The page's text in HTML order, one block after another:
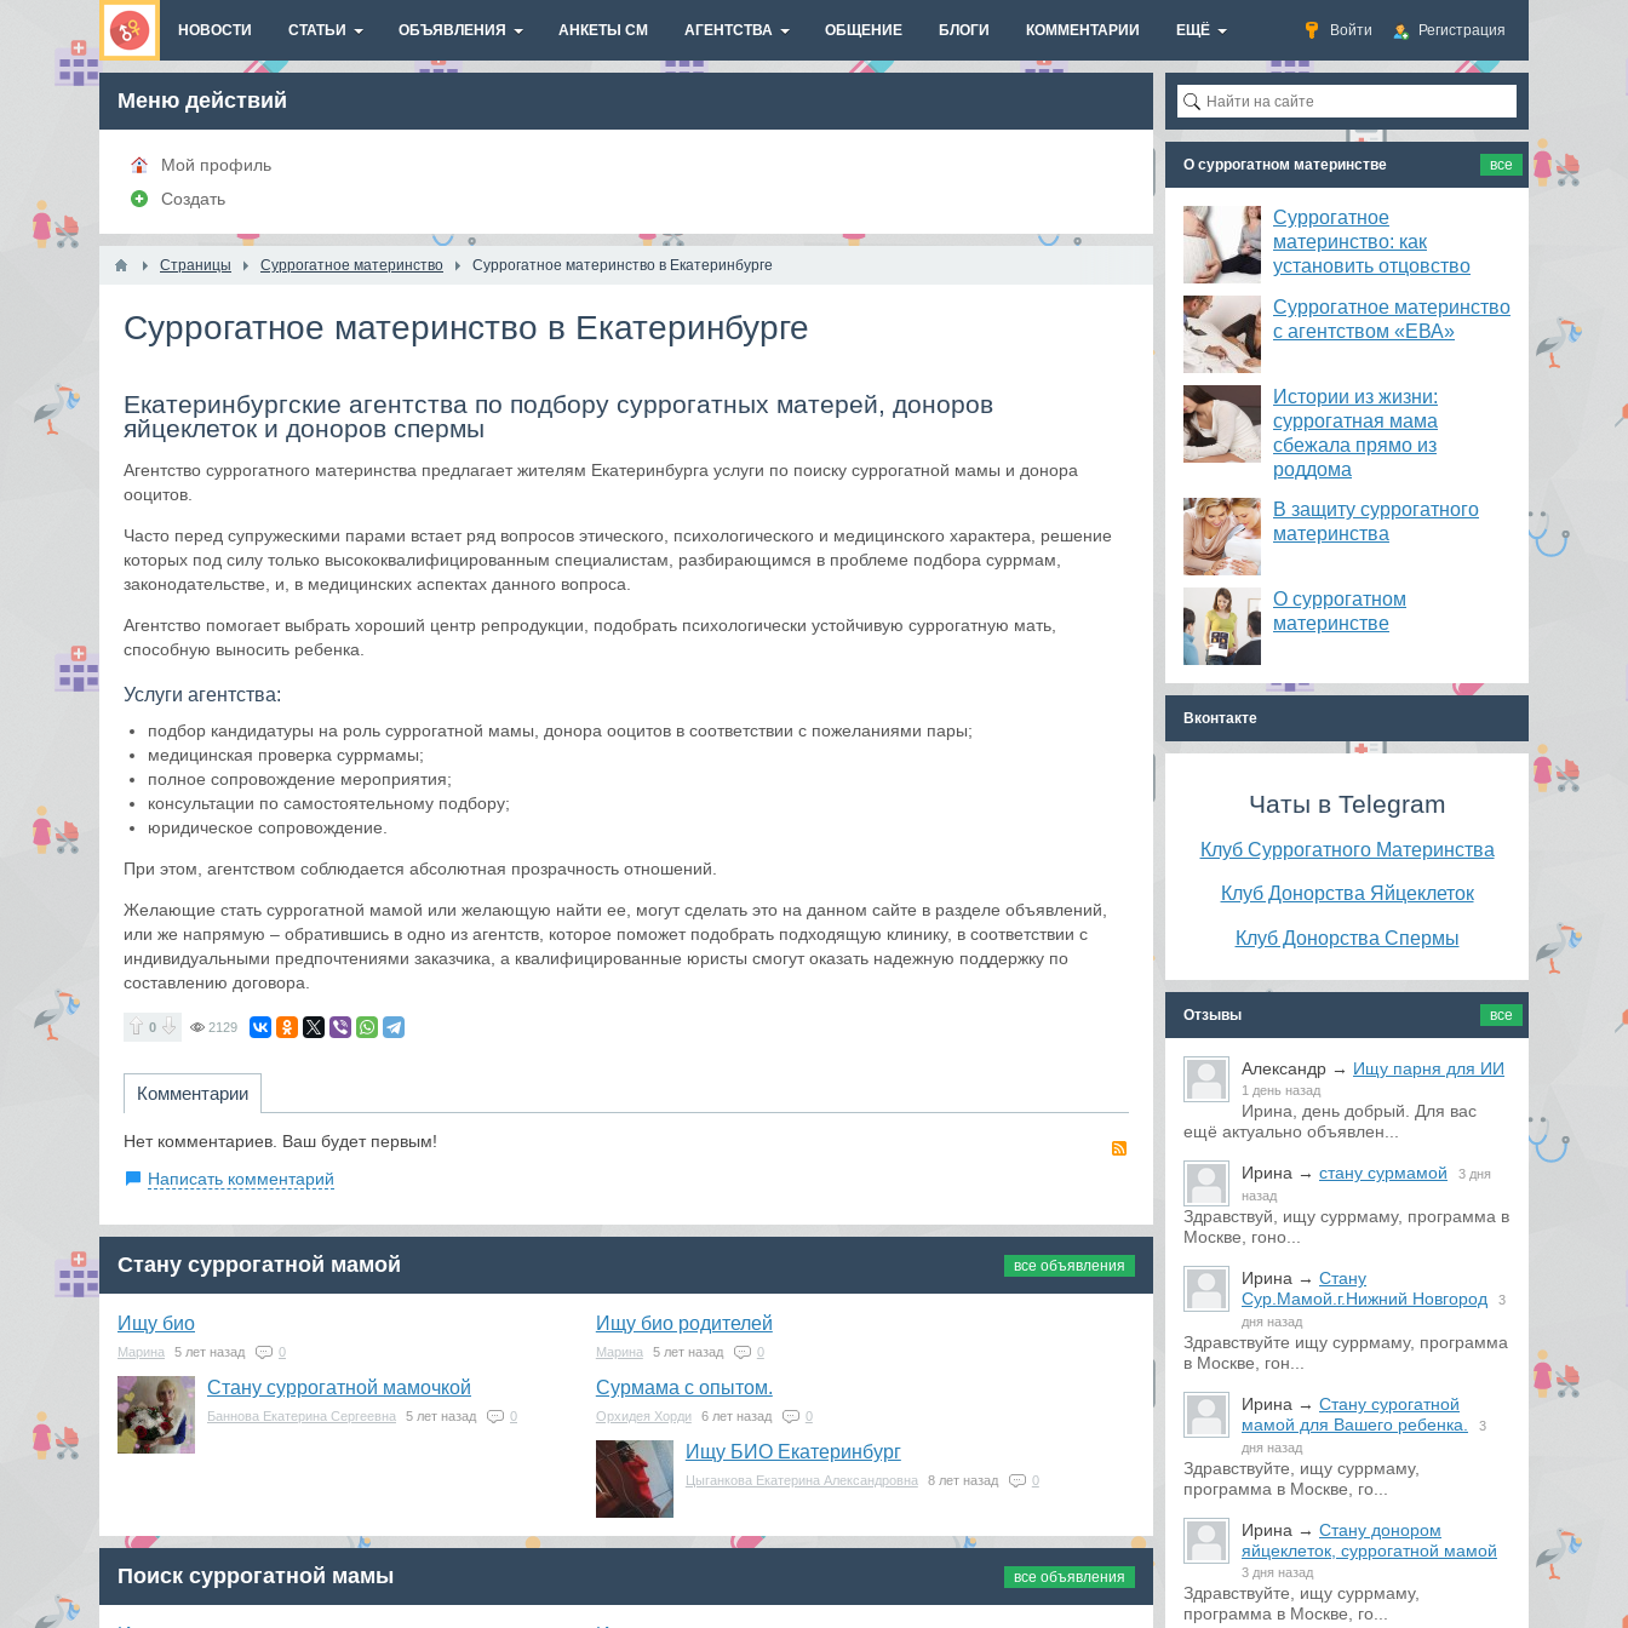
Войти Регистрация
НОВОСТИ СТАТЬИ ОБЪЯВЛЕНИЯ АНКЕТЫ СМ АГЕНТСТВА ОБЩЕНИЕ БЛОГИ КОММЕНТАРИИ ЕЩЁ
Меню действий
Мой профиль
Создать
Страницы Суррогатное материнство Суррогатное материнство в Екатеринбурге
Суррогатное материнство в Екатеринбурге
Екатеринбургские агентства по подбору суррогатных матерей, доноров
яйцеклеток и доноров спермы
Агентство суррогатного материнства предлагает жителям Екатеринбурга услуги по поиску суррогатной мамы и донора
ооцитов.
Часто перед супружескими парами встает ряд вопросов этического, психологического и медицинского характера, решение
которых под силу только высококвалифицированным специалистам, разбирающимся в проблеме подбора суррмам,
законодательстве, и, в медицинских аспектах данного вопроса.
Агентство помогает выбрать хороший центр репродукции, подобрать психологически устойчивую суррогатную мать,
способную выносить ребенка.
Услуги агентства:
подбор кандидатуры на роль суррогатной мамы, донора ооцитов в соответствии с пожеланиями пары;
медицинская проверка суррмамы;
полное сопровождение мероприятия;
консультации по самостоятельному подбору;
юридическое сопровождение.
При этом, агентством соблюдается абсолютная прозрачность отношений.
Желающие стать суррогатной мамой или желающую найти ее, могут сделать это на данном сайте в разделе объявлений,
или же напрямую – обратившись в одно из агентств, которое поможет подобрать подходящую клинику, в соответствии с
индивидуальными предпочтениями заказчика, а квалифицированные юристы смогут оказать надежную поддержку по
составлению договора.
0 2129
Комментарии
Нет комментариев. Ваш будет первым!
Написать комментарий
Стану суррогатной мамой все объявления
Ищу био
Марина 5 лет назад 0
Ищу био родителей
Марина 5 лет назад 0
Стану суррогатной мамочкой
Баннова Екатерина Сергеевна 5 лет назад 0
Сурмама с опытом.
Орхидея Хорди 6 лет назад 0
Ищу БИО Екатеринбург
Цыганкова Екатерина Александровна 8 лет назад 0
Поиск суррогатной мамы все объявления
О суррогатном материнстве все
Суррогатное
материнство: как
установить отцовство
Суррогатное материнство
с агентством «ЕВА»
Истории из жизни:
суррогатная мама
сбежала прямо из
роддома
В защиту суррогатного
материнства
О суррогатном
материнстве
Вконтакте
Чаты в Telegram
Клуб Суррогатного Материнства
Клуб Донорства Яйцеклеток
Клуб Донорства Спермы
Отзывы все
Александр → Ищу парня для ИИ
1 день назад
Ирина, день добрый. Для вас
ещё актуально объявлен...
Ирина → стану сурмамой
3 дня
назад
Здравствуй, ищу суррмаму, программа в
Москве, гоно...
Ирина → Стану
Сур.Мамой.г.Нижний Новгород
3
дня назад
Здравствуйте ищу суррмаму, программа
в Москве, гон...
Ирина → Стану сурогатной
мамой для Вашего ребенка.
3
дня назад
Здравствуйте, ищу суррмаму,
программа в Москве, го...
Ирина → Стану донором
яйцеклеток, суррогатной мамой
3 дня назад
Здравствуйте, ищу суррмаму,
программа в Москве, го...